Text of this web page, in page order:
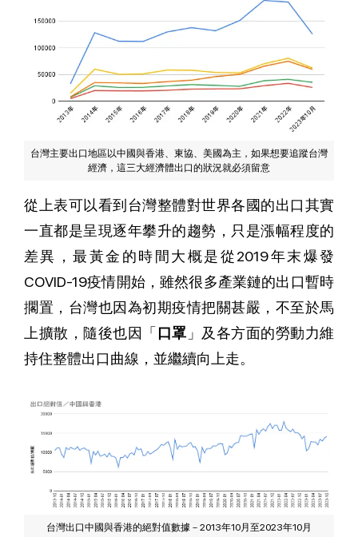
台灣主要出口地區以中國與香港、東協、美國為主，如果想要追蹤台灣
經濟，這三大經濟體出口的狀況就必須留意
從上表可以看到台灣整體對世界各國的出口其實
一直都是呈現逐年攀升的趨勢，只是漲幅程度的
差異，最黃金的時間大概是從2019年末爆發
COVID-19疫情開始，雖然很多產業鏈的出口暫時
擱置，台灣也因為初期疫情把關甚嚴，不至於馬
上擴散，隨後也因「口罩 」及各方面的勞動力維
持住整體出口曲線，並繼續向上走。
台灣出口中國與香港的絕對值數據－2013年10月至2023年10月